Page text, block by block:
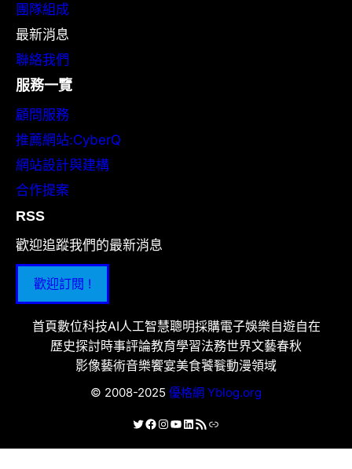
團隊組成
最新消息
聯絡我們
服務一覽
顧問服務
推薦網站:CyberQ
網站設計與建構
合作提案
RSS
歡迎追蹤我們的最新消息
歡迎訂閱 !
首頁數位科技AI人工智慧聰明採購電子娛樂自遊自在
歷史探討時事評論教育學習法務世界文藝春秋
影像藝術音樂饗宴美食饕餮動漫領域
© 2008-2025 優格網 Yblog.org
X Facebook
Instagram
YouTube
LinkedIn
RSS 資訊提供連結